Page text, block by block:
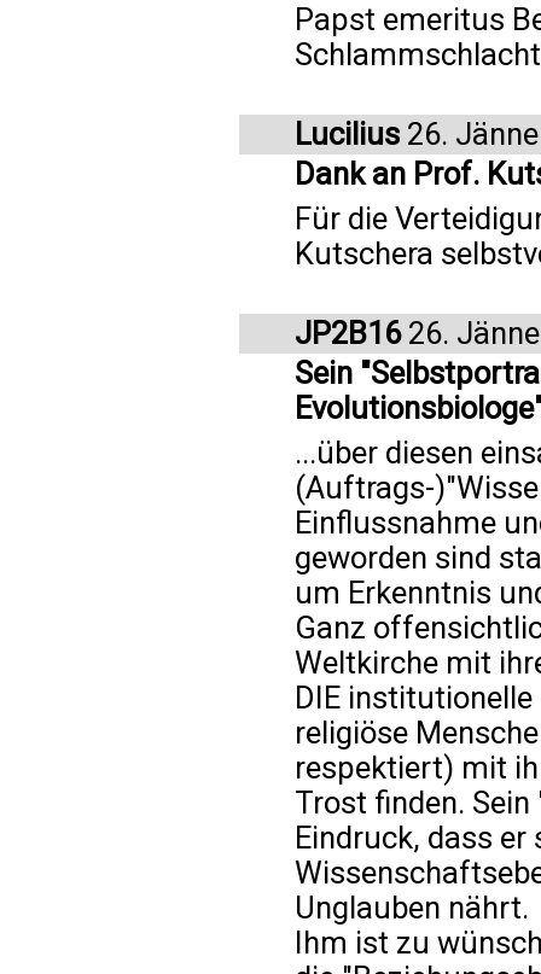
Papst emeritus
Lucilius 26.
Dank an Prof.
Für die
Kutschera
JP2B1626.
Sein
...über diesen
(Auftrags-
Einflussnahme
geworden sind
um Erkenntnis
Ganz
Weltkirche mit
DIE institutionelle
religiöse
respektiert) mit
Trost finden.
Eindruck, dass er
Unglauben nährt.
Ihm ist zu